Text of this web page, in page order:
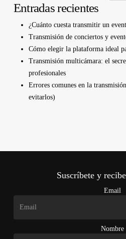
Entradas recientes
¿Cuánto cuesta transmitir un
Transmisión de conciertos y
Cómo elegir la plataforma ideal
Transmisión multicámara: el
profesionales
Errores comunes en la
evitarlos)
Suscríbete y
Email
Nombre